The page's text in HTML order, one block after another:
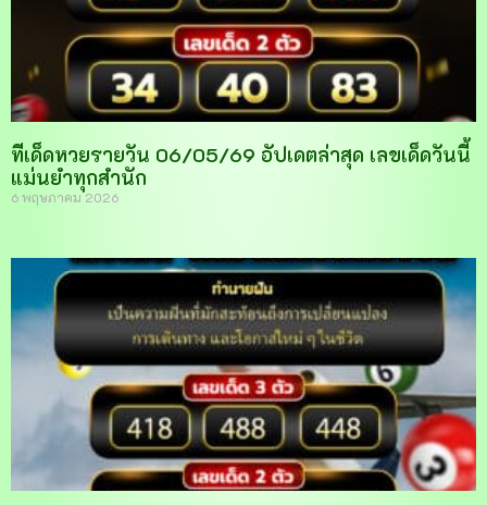
ทีเด็ดหวยรายวัน 06/05/69 อัปเดตล่าสุด เลขเด็ดวันนี้
แม่นยำทุกสำนัก
6 พฤษภาคม 2026